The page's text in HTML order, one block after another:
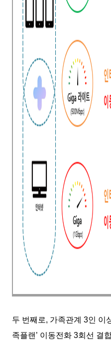
두 번째로, 가족관계 3인 이
족플랜’ 이동전화 3회선 결